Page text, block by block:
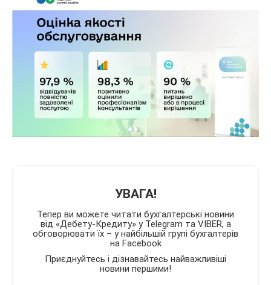
УВАГА!
Тепер ви можете читати бухгалтерські новини
від «Дебету-Кредиту» у Telegram та VIBER, а
обговорювати їх – у найбільшій групі бухгалтерів
на Facebook
Приєднуйтесь і дізнавайтесь найважливіші
новини першими!